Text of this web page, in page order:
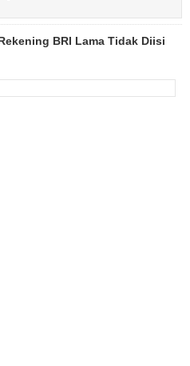
BRI Lama Tidak Diisi